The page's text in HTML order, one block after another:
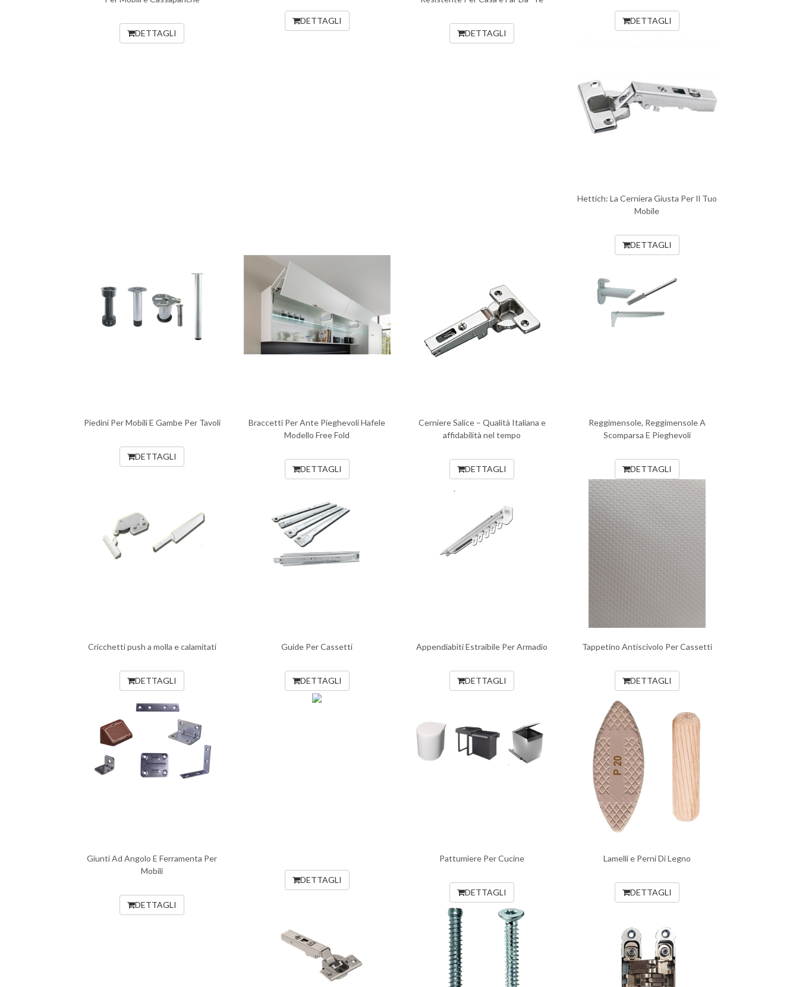
DETTAGLI
DETTAGLI
DETTAGLI
DETTAGLI
Hettich: La Cerniera Giusta Per Il Tuo
Mobile
DETTAGLI
Piedini Per Mobili E Gambe Per Tavoli
DETTAGLI
Braccetti Per Ante Pieghevoli Hafele
Modello Free Fold
DETTAGLI
Cerniere Salice – Qualità Italiana e
affidabilità nel tempo
DETTAGLI
Reggimensole, Reggimensole A
Scomparsa E Pieghevoli
DETTAGLI
Cricchetti push a molla e calamitati
DETTAGLI
Guide Per Cassetti
DETTAGLI
Appendiabiti Estraibile Per Armadio
DETTAGLI
Tappetino Antiscivolo Per Cassetti
DETTAGLI
Giunti Ad Angolo E Ferramenta Per
Mobili
DETTAGLI
DETTAGLI
Pattumiere Per Cucine
DETTAGLI
Lamelli e Perni Di Legno
DETTAGLI